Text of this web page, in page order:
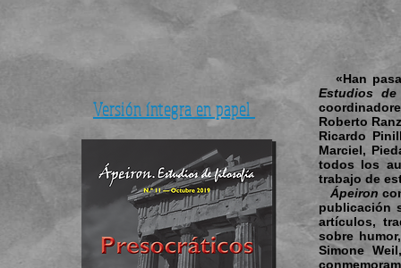
Versión íntegra en papel
«Han
Estudios
Roberto
Ricardo
Marciel,
todos los
trabajo de
Ápeiron
publicación
artículos,
sobre
Simone